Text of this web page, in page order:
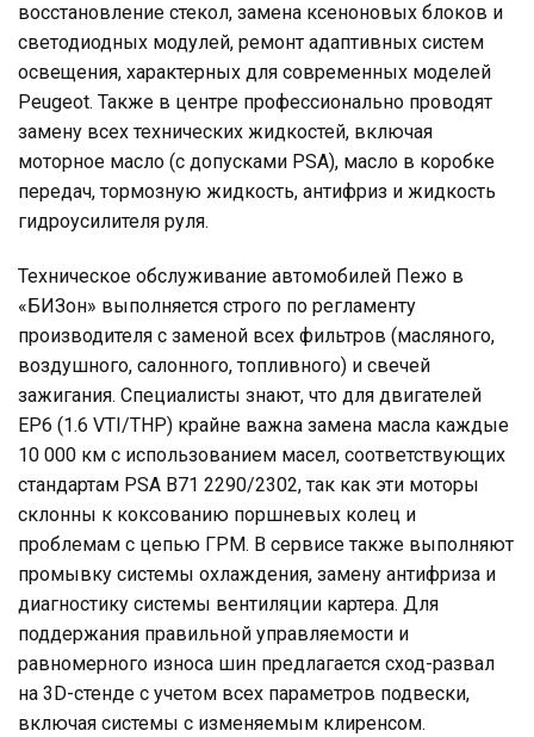
восстановление стекол, замена ксеноновых блоков и
светодиодных модулей, ремонт адаптивных систем
освещения, характерных для современных моделей
Peugeot. Также в центре профессионально проводят
замену всех технических жидкостей, включая
моторное масло (с допусками PSA), масло в коробке
передач, тормозную жидкость, антифриз и жидкость
гидроусилителя руля.
Техническое обслуживание автомобилей Пежо в
«БИЗон» выполняется строго по регламенту
производителя с заменой всех фильтров (масляного,
воздушного, салонного, топливного) и свечей
зажигания. Специалисты знают, что для двигателей
EP6 (1.6 VTI/THP) крайне важна замена масла каждые
10 000 км с использованием масел, соответствующих
стандартам PSA B71 2290/2302, так как эти моторы
склонны к коксованию поршневых колец и
проблемам с цепью ГРМ. В сервисе также выполняют
промывку системы охлаждения, замену антифриза и
диагностику системы вентиляции картера. Для
поддержания правильной управляемости и
равномерного износа шин предлагается сход-развал
на 3D-стенде с учетом всех параметров подвески,
включая системы с изменяемым клиренсом.